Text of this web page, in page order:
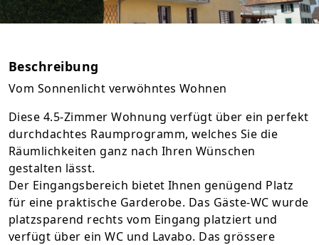
Beschreibung
Vom Sonnenlicht verwöhntes Wohnen
Diese 4.5-Zimmer Wohnung verfügt über ein perfekt
durchdachtes Raumprogramm, welches Sie die
Räumlichkeiten ganz nach Ihren Wünschen
gestalten lässt.
Der Eingangsbereich bietet Ihnen genügend Platz
für eine praktische Garderobe. Das Gäste-WC wurde
platzsparend rechts vom Eingang platziert und
verfügt über ein WC und Lavabo. Das grössere